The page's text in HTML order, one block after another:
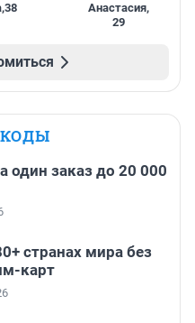
,38 Анастасия,
29
один заказ до 20 000
странах мира без
карт